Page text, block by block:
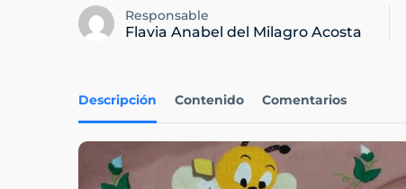
Responsable
Flavia Anabel del Milagro Acosta
Descripción Contenido Comentarios